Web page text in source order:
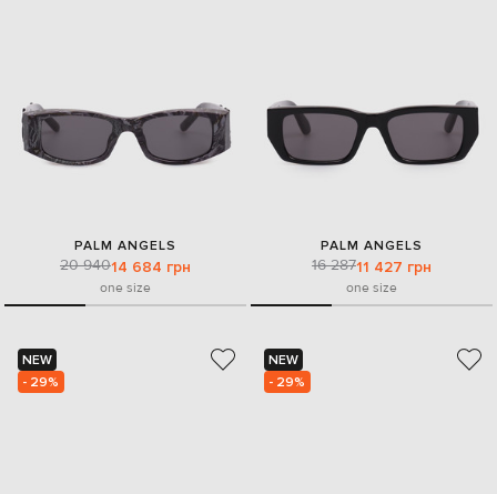
PALM ANGELS
20 94014 684 грн
one size
PALM ANGELS
16 28711 427 грн
one size
NEW
- 29%
NEW
- 29%